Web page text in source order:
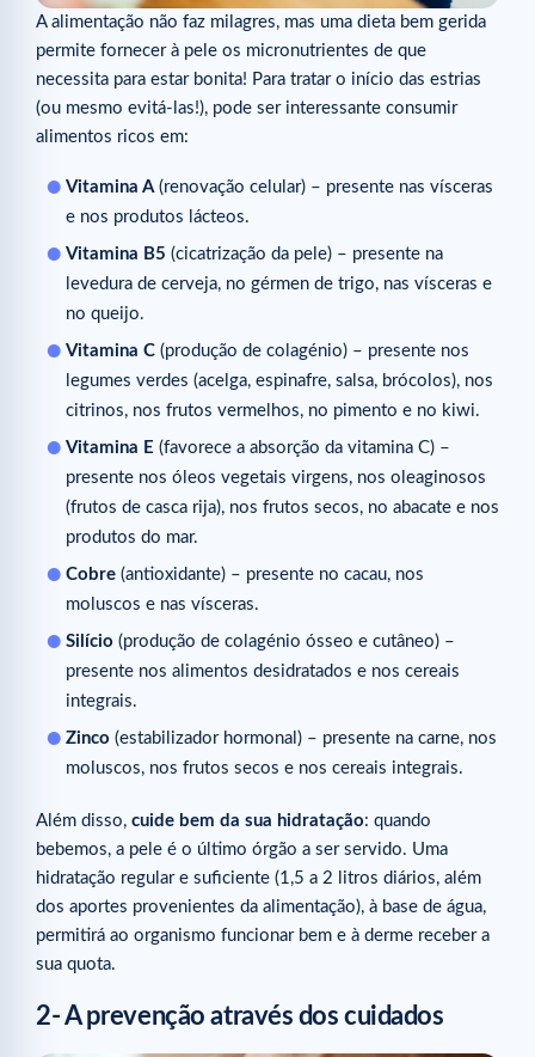
A alimentação não faz milagres, mas uma dieta bem gerida
permite fornecer à pele os micronutrientes de que
necessita para estar bonita! Para tratar o início das estrias
(ou mesmo evitá-las!), pode ser interessante consumir
alimentos ricos em:
Vitamina A(renovação celular) – presente nas vísceras
e nos produtos lácteos.
Vitamina B5 (cicatrização da pele) – presente na
levedura de cerveja, no gérmen de trigo, nas vísceras e
no queijo.
Vitamina C (produção de colagénio) – presente nos
legumes verdes (acelga, espinafre, salsa, brócolos), nos
citrinos, nos frutos vermelhos, no pimento e no kiwi.
Vitamina E (favorece a absorção da vitamina C) –
presente nos óleos vegetais virgens, nos oleaginosos
(frutos de casca rija), nos frutos secos, no abacate e nos
produtos do mar.
Cobre (antioxidante) – presente no cacau, nos
moluscos e nas vísceras.
Silício (produção de colagénio ósseo e cutâneo) –
presente nos alimentos desidratados e nos cereais
integrais.
Zinco (estabilizador hormonal) – presente na carne, nos
moluscos, nos frutos secos e nos cereais integrais.
Além disso, cuide bem da sua hidratação: quando
bebemos, a pele é o último órgão a ser servido. Uma
hidratação regular e suficiente (1,5 a 2 litros diários, além
dos aportes provenientes da alimentação), à base de água,
permitirá ao organismo funcionar bem e à derme receber a
sua quota.
2- A prevenção através dos cuidados